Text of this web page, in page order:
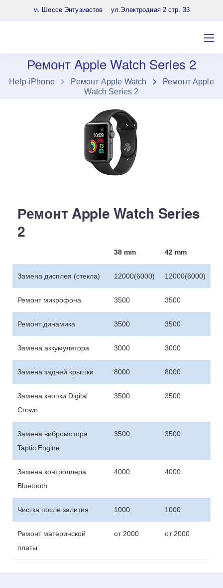
8 (903) 961-65-64
м. Шоссе Энтузиастов ул.Электродная 2 стр. 33
Ремонт Apple Watch Series 2
Нelp-iPhone Ремонт Apple Watch
Ремонт Apple
Watch Series 2
Ремонт Apple Watch Series
2
38 mm 42 mm
Замена дисплея (стекла) 12000(6000) 12000(6000)
Ремонт микрофона 3500 3500
Ремонт динамика 3500 3500
Замена аккумулятора 3000 3000
Замена задней крышки 8000 8000
Замена кнопки Digital
Crown
3500 3500
Замена вибромотора
Taptic Engine
3500 3500
Замена контроллера
Bluetooth
4000 4000
Чистка после залития 1000 1000
Ремонт материнской
платы
от 2000 от 2000